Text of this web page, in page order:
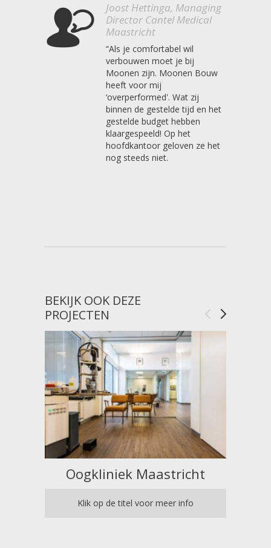
Joost Hettinga, Managing
Director Cantel Medical
Maastricht
“Als je comfortabel wil
verbouwen moet je bij
Moonen zijn. Moonen Bouw
heeft voor mij
‘overperformed'. Wat zij
binnen de gestelde tijd en het
gestelde budget hebben
klaargespeeld! Op het
hoofdkantoor geloven ze het
nog steeds niet.
BEKIJK OOK DEZE
PROJECTEN
Oogkliniek Maastricht
Klik op de titel voor meer info